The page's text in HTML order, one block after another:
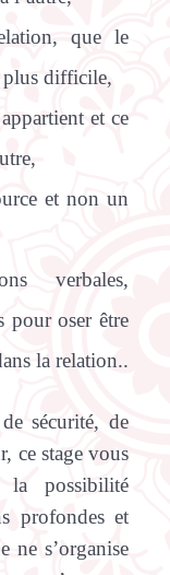
que le
difficile,
et ce
et non un
verbales,
pour oser être
la relation..
sécurité, de
ce stage vous
possibilité
profondes et
ne s’organise